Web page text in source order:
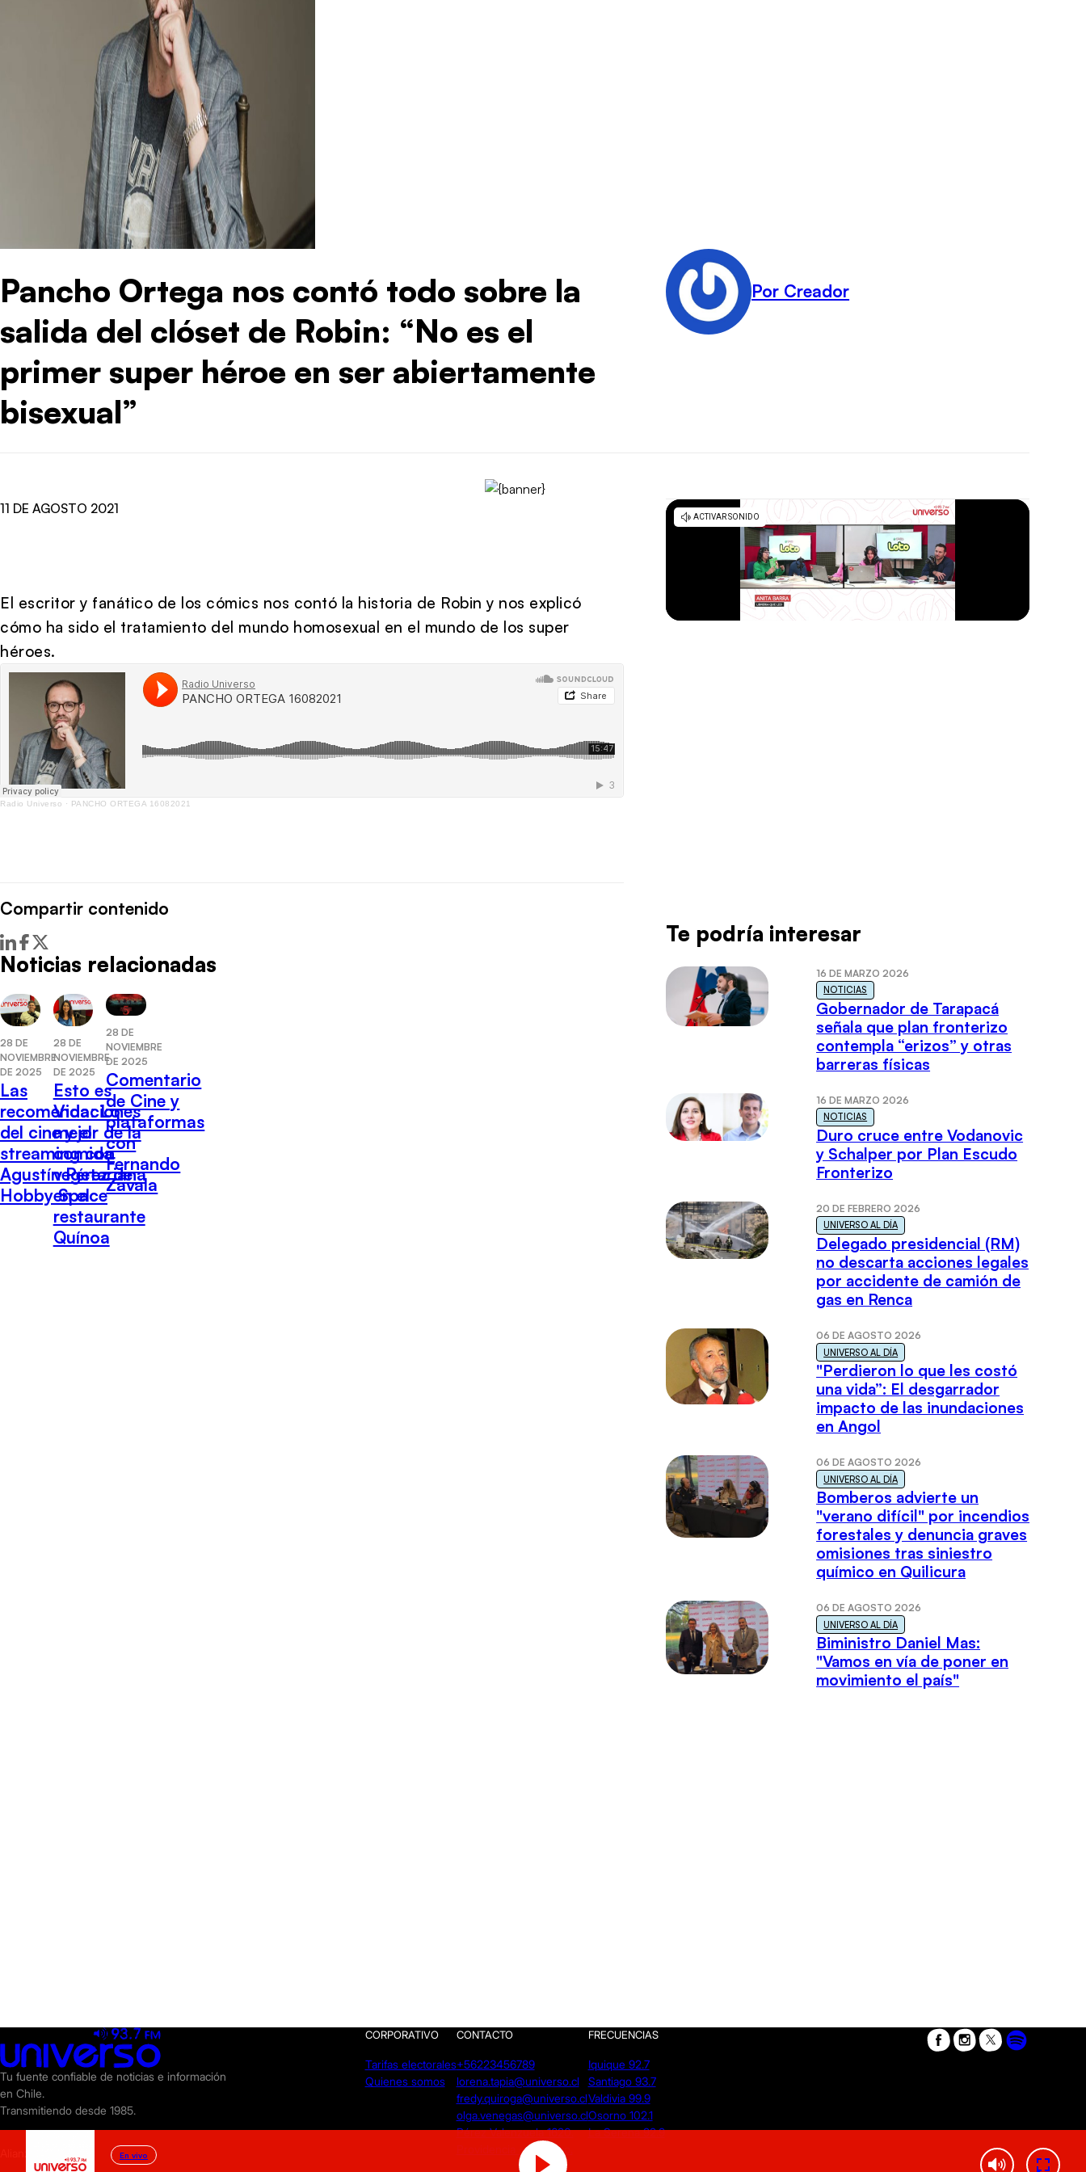
Pancho Ortega nos contó todo sobre la
salida del clóset de Robin: “No es el
primer super héroe en ser abiertamente
bisexual”
Por Creador
11 DE AGOSTO 2021
El escritor y fanático de los cómics nos contó la historia de Robin y nos explicó
cómo ha sido el tratamiento del mundo homosexual en el mundo de los super
héroes.
Radio Universo · PANCHO ORTEGA 16082021
Compartir contenido
Noticias relacionadas
28 DE
NOVIEMBRE
DE 2025
Las
recomendaciones
del cine y el
streaming con
Agustín Pérez de
Hobby Space
28 DE
NOVIEMBRE
DE 2025
Esto es
Vida: Lo
mejor de la
comida
vegetariana
en el
restaurante
Quínoa
28 DE
NOVIEMBRE
DE 2025
Comentario
de Cine y
plataformas
con
Fernando
Zavala
Te podría interesar
16 DE MARZO 2026
NOTICIAS
Gobernador de Tarapacá
señala que plan fronterizo
contempla “erizos” y otras
barreras físicas
16 DE MARZO 2026
NOTICIAS
Duro cruce entre Vodanovic
y Schalper por Plan Escudo
Fronterizo
20 DE FEBRERO 2026
UNIVERSO AL DÍA
Delegado presidencial (RM)
no descarta acciones legales
por accidente de camión de
gas en Renca
06 DE AGOSTO 2026
UNIVERSO AL DÍA
"Perdieron lo que les costó
una vida”: El desgarrador
impacto de las inundaciones
en Angol
06 DE AGOSTO 2026
UNIVERSO AL DÍA
Bomberos advierte un
"verano difícil" por incendios
forestales y denuncia graves
omisiones tras siniestro
químico en Quilicura
06 DE AGOSTO 2026
UNIVERSO AL DÍA
Biministro Daniel Mas:
"Vamos en vía de poner en
movimiento el país"
En vivo
Tu fuente confiable de noticias e información
en Chile.
Transmitiendo desde 1985.
CORPORATIVO
Tarifas electorales
Quienes somos
CONTACTO
+56223456789
lorena.tapia@universo.cl
fredy.quiroga@universo.cl
olga.venegas@universo.cl
Pérez Valenzuela 1620.
Providencia - Santiago.
FRECUENCIAS
Iquique 92.7
Santiago 93.7
Valdivia 99.9
Osorno 102.1
La Serena 92.9